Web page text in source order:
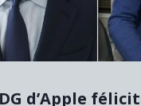
d’Apple